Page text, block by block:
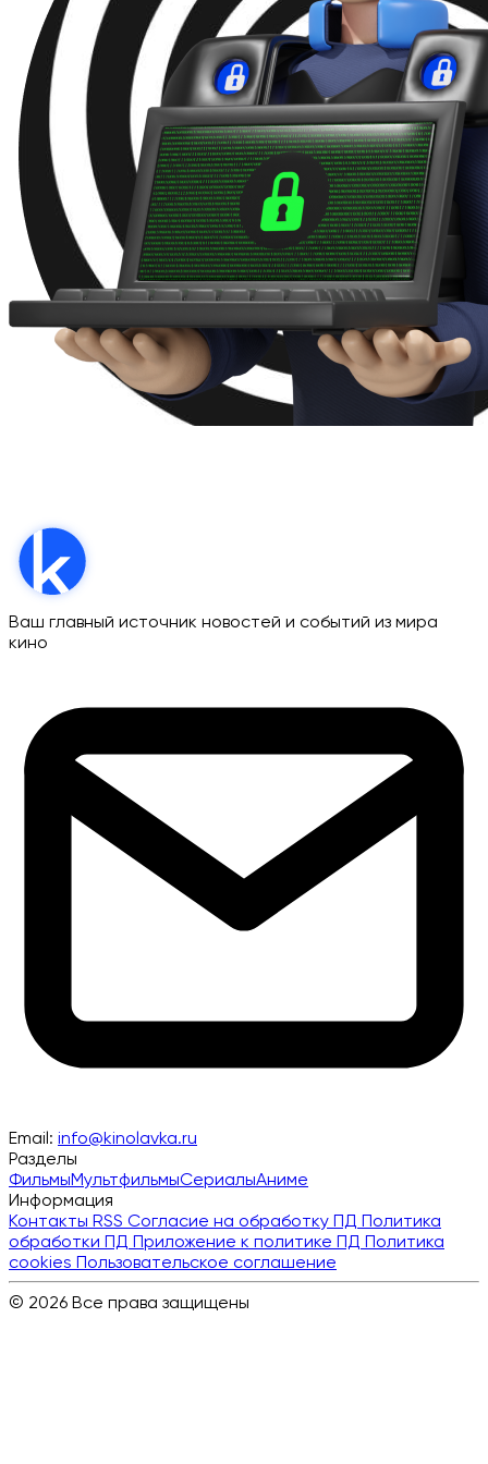
Ваш главный источник новостей и событий из мира
кино
Email: info@kinolavka.ru
Разделы
ФильмыМультфильмыСериалыАниме
Информация
Контакты RSS Согласие на обработку ПД Политика
обработки ПД Приложение к политике ПД Политика
cookies Пользовательское соглашение
© 2026 Все права защищены